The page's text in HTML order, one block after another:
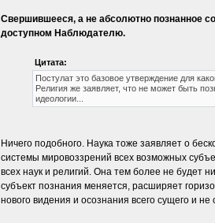
Свершившееся, а не абсолютно познанное
доступном Наблюдателю.
Цитата:
Постулат это базовое утверждение для
Религия же заявляет, что не может быть
идеологии...
Ничего подобного. Наука тоже заявляет о
системы мировоззрений всех возможных
всех наук и религий. Она тем более не будет
субъект познания меняется, расширяет
нового видения и осознания всего сущего и не